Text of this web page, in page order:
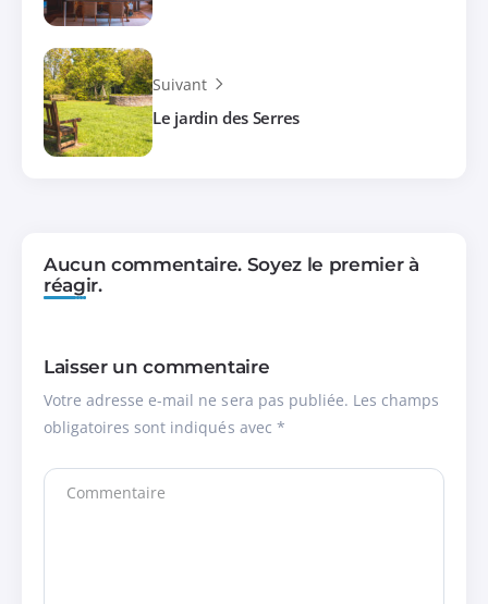
Suivant
Le jardin des Serres
Aucun commentaire. Soyez le premier à
réagir.
Laisser un commentaire
Votre adresse e-mail ne sera pas publiée. Les champs
obligatoires sont indiqués avec *